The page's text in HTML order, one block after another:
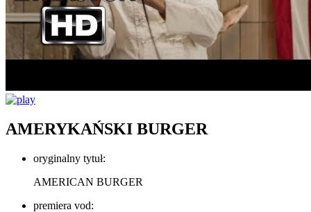
AMERYKAŃSKI BURGER
oryginalny tytuł:
AMERICAN BURGER
premiera vod: